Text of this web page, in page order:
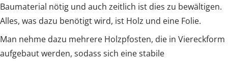
Baumaterial nötig und auch zeitlich ist dies zu bewältigen.
Alles, was dazu benötigt wird, ist Holz und eine Folie.
Man nehme dazu mehrere Holzpfosten, die in Viereckform
aufgebaut werden, sodass sich eine stabile